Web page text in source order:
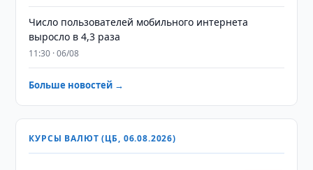
Число пользователей мобильного интернета
выросло в 4,3 раза
11:30 · 06/08
Больше новостей →
КУРСЫ ВАЛЮТ (ЦБ, 06.08.2026)